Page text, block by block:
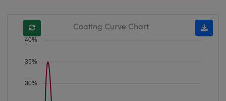
30%
35%
40%
Coating Curve Chart